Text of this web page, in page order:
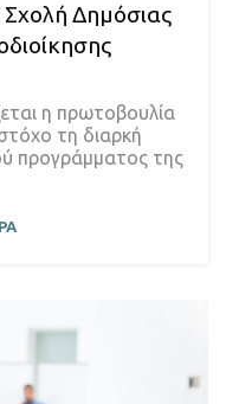
Σχολή Δημόσιας
η πρωτοβουλία
τη διαρκή
προγράμματος της